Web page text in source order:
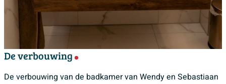
De verbouwing
De verbouwing van de badkamer van Wendy en Sebastiaan